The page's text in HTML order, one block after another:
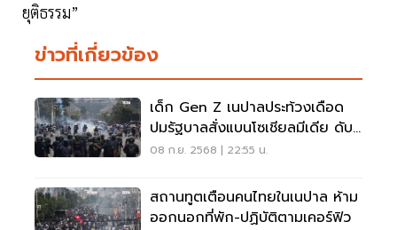
ยุติธรรม”
ข่าวที่เกี่ยวข้อง
เด็ก Gen Z เนปาลประท้วงเดือด
ปมรัฐบาลสั่งแบนโซเชียลมีเดีย ดับ
แล้ว 19 ราย
08 ก.ย. 2568 | 22:55 น.
สถานทูตเตือนคนไทยในเนปาล ห้าม
ออกนอกที่พัก-ปฏิบัติตามเคอร์ฟิว